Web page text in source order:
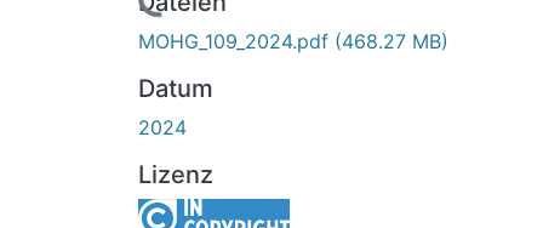
MOHG_109_2024.pdf (468.27 MB)
Datum
2024
Lizenz